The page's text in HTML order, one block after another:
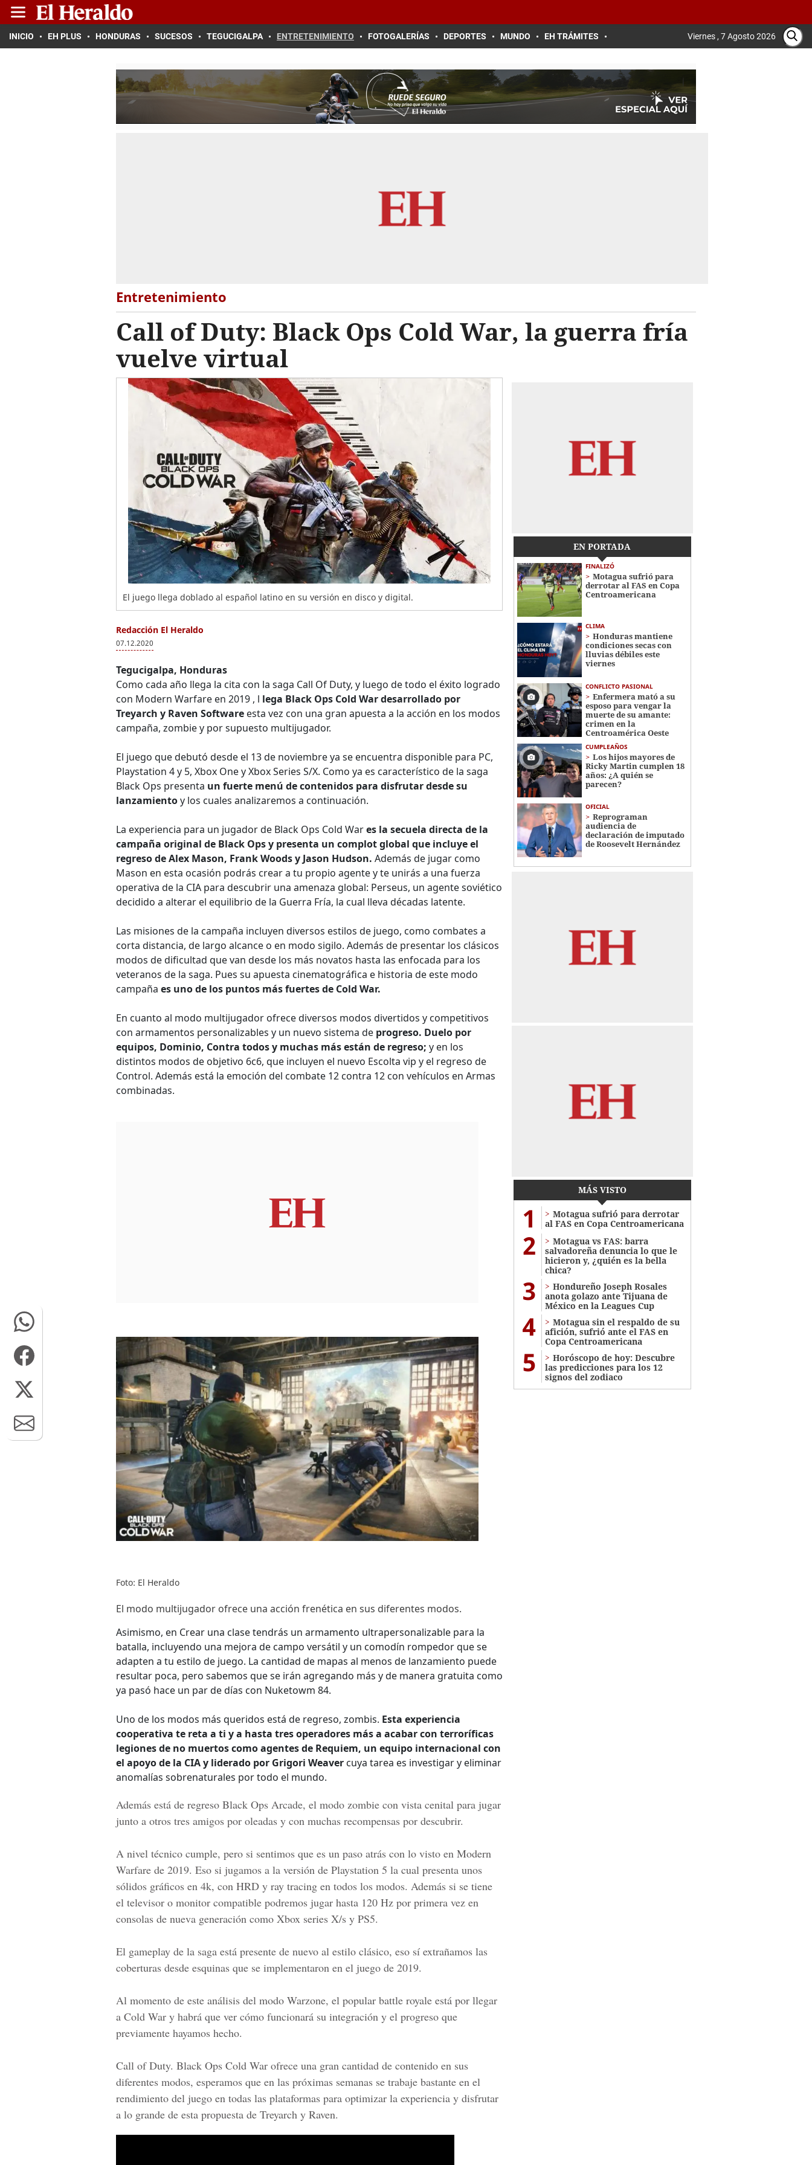
INICIO EH PLUS HONDURAS SUCESOS TEGUCIGALPA ENTRETENIMIENTO FOTOGALERÍAS DEPORTES MUNDO EH TRÁMITES Viernes , 7 Agosto 2026
Entretenimiento
Call of Duty: Black Ops Cold War, la guerra fría
vuelve virtual
El juego llega doblado al español latino en su versión en disco y digital.
Redacción El Heraldo
07.12.2020
Tegucigalpa, Honduras
Como cada año llega la cita con la saga Call Of Duty, y luego de todo el éxito logrado
con Modern Warfare en 2019 , l lega Black Ops Cold War desarrollado por
Treyarch y Raven Software esta vez con una gran apuesta a la acción en los modos
campaña, zombie y por supuesto multijugador.
El juego que debutó desde el 13 de noviembre ya se encuentra disponible para PC,
Playstation 4 y 5, Xbox One y Xbox Series S/X. Como ya es característico de la saga
Black Ops presenta un fuerte menú de contenidos para disfrutar desde su
lanzamientoy los cuales analizaremos a continuación.
La experiencia para un jugador de Black Ops Cold Wares la secuela directa de la
campaña original de Black Ops y presenta un complot global que incluye el
regreso de Alex Mason, Frank Woods y Jason Hudson. Además de jugar como
Mason en esta ocasión podrás crear a tu propio agente y te unirás a una fuerza
operativa de la CIA para descubrir una amenaza global: Perseus, un agente soviético
decidido a alterar el equilibrio de la Guerra Fría, la cual lleva décadas latente.
Las misiones de la campaña incluyen diversos estilos de juego, como combates a
corta distancia, de largo alcance o en modo sigilo. Además de presentar los clásicos
modos de dificultad que van desde los más novatos hasta las enfocada para los
veteranos de la saga. Pues su apuesta cinematográfica e historia de este modo
campaña es uno de los puntos más fuertes de Cold War.
En cuanto al modo multijugador ofrece diversos modos divertidos y competitivos
con armamentos personalizables y un nuevo sistema de progreso. Duelo por
equipos, Dominio, Contra todos y muchas más están de regreso; y en los
distintos modos de objetivo 6c6, que incluyen el nuevo Escolta vip y el regreso de
Control. Además está la emoción del combate 12 contra 12 con vehículos en Armas
combinadas.
Foto: El Heraldo
El modo multijugador ofrece una acción frenética en sus diferentes modos.
Asimismo, en Crear una clase tendrás un armamento ultrapersonalizable para la
batalla, incluyendo una mejora de campo versátil y un comodín rompedor que se
adapten a tu estilo de juego. La cantidad de mapas al menos de lanzamiento puede
resultar poca, pero sabemos que se irán agregando más y de manera gratuita como
ya pasó hace un par de días con Nuketowm 84.
Uno de los modos más queridos está de regreso, zombis. Esta experiencia
cooperativa te reta a ti y a hasta tres operadores más a acabar con terroríficas
legiones de no muertos como agentes de Requiem, un equipo internacional con
el apoyo de la CIA y liderado por Grigori Weaver cuya tarea es investigar y eliminar
anomalías sobrenaturales por todo el mundo.
Además está de regreso Black Ops Arcade, el modo zombie con vista cenital para jugar
junto a otros tres amigos por oleadas y con muchas recompensas por descubrir.
A nivel técnico cumple, pero si sentimos que es un paso atrás con lo visto en Modern
Warfare de 2019. Eso si jugamos a la versión de Playstation 5 la cual presenta unos
sólidos gráficos en 4k, con HRD y ray tracing en todos los modos. Además si se tiene
el televisor o monitor compatible podremos jugar hasta 120 Hz por primera vez en
consolas de nueva generación como Xbox series X/s y PS5.
El gameplay de la saga está presente de nuevo al estilo clásico, eso sí extrañamos las
coberturas desde esquinas que se implementaron en el juego de 2019.
Al momento de este análisis del modo Warzone, el popular battle royale está por llegar
a Cold War y habrá que ver cómo funcionará su integración y el progreso que
previamente hayamos hecho.
Call of Duty. Black Ops Cold War ofrece una gran cantidad de contenido en sus
diferentes modos, esperamos que en las próximas semanas se trabaje bastante en el
rendimiento del juego en todas las plataformas para optimizar la experiencia y disfrutar
a lo grande de esta propuesta de Treyarch y Raven.
EN PORTADA
FINALIZÓ
Motagua sufrió para
derrotar al FAS en Copa
Centroamericana
CLIMA
Honduras mantiene
condiciones secas con
lluvias débiles este
viernes
CONFLICTO PASIONAL
Enfermera mató a su
esposo para vengar la
muerte de su amante:
crimen en la
Centroamérica Oeste
CUMPLEAÑOS
Los hijos mayores de
Ricky Martin cumplen 18
años: ¿A quién se
parecen?
OFICIAL
Reprograman
audiencia de
declaración de imputado
de Roosevelt Hernández
MÁS VISTO
1
Motagua sufrió para derrotar
al FAS en Copa Centroamericana
2
Motagua vs FAS: barra
salvadoreña denuncia lo que le
hicieron y, ¿quién es la bella
chica?
3
Hondureño Joseph Rosales
anota golazo ante Tijuana de
México en la Leagues Cup
4
Motagua sin el respaldo de su
afición, sufrió ante el FAS en
Copa Centroamericana
5
Horóscopo de hoy: Descubre
las predicciones para los 12
signos del zodiaco